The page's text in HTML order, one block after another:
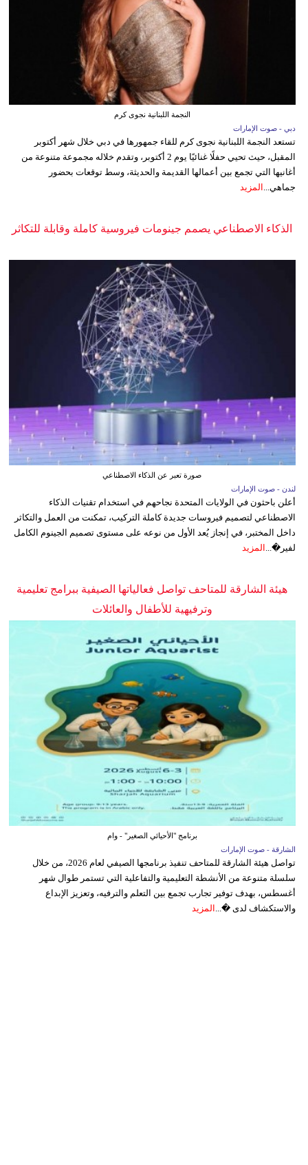
النجمة اللبنانية نجوى كرم
دبي - صوت الإمارات
تستعد النجمة اللبنانية نجوى كرم للقاء جمهورها في دبي خلال شهر أكتوبر
المقبل، حيث تحيي حفلًا غنائيًا يوم 2 أكتوبر، وتقدم خلاله مجموعة متنوعة من
أغانيها التي تجمع بين أعمالها القديمة والحديثة، وسط توقعات بحضور
جماهي... المزيد
الذكاء الاصطناعي يصمم جينومات فيروسية كاملة وقابلة للتكاثر
صورة تعبر عن الذكاء الاصطناعي
لندن - صوت الإمارات
أعلن باحثون في الولايات المتحدة نجاحهم في استخدام تقنيات الذكاء
الاصطناعي لتصميم فيروسات جديدة كاملة التركيب، تمكنت من العمل والتكاثر
داخل المختبر، في إنجاز يُعد الأول من نوعه على مستوى تصميم الجينوم الكامل
لفير�...
المزيد
هيئة الشارقة للمتاحف تواصل فعالياتها الصيفية ببرامج تعليمية
وترفيهية للأطفال والعائلات
برنامج "الأحيائي الصغير" - وام
الشارقة - صوت الإمارات
تواصل هيئة الشارقة للمتاحف تنفيذ برنامجها الصيفي لعام 2026، من خلال
سلسلة متنوعة من الأنشطة التعليمية والتفاعلية التي تستمر طوال شهر
أغسطس، بهدف توفير تجارب تجمع بين التعلم والترفيه، وتعزيز الإبداع
والاستكشاف لدى �... المزيد